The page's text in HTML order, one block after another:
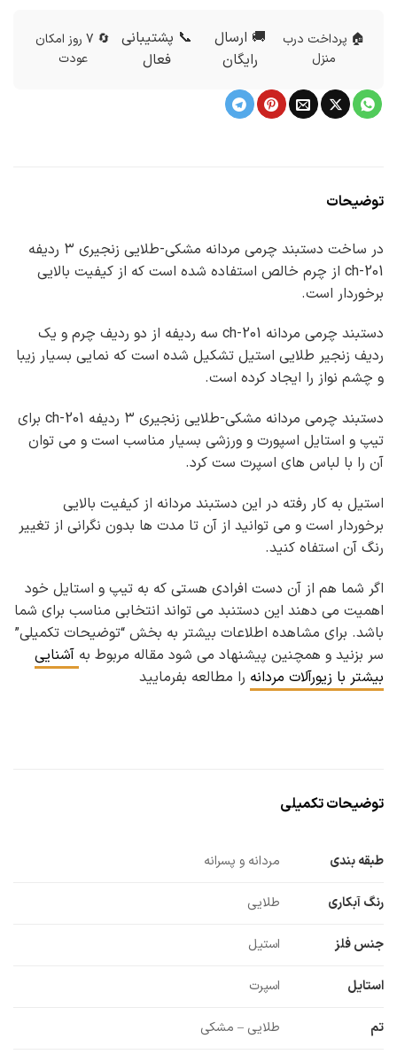
🏠 پرداخت درب
منزل
🚚 ارسال
رایگان
📞 پشتیبانی
فعال
🔄 7 روز امکان
عودت
توضیحات
در ساخت دستبند چرمی مردانه مشکی-طلایی زنجیری ۳ ردیفه
ch-201 از چرم خالص استفاده شده است که از کیفیت بالایی
برخوردار است.
دستبند چرمی مردانه ch-201 سه ردیفه از دو ردیف چرم و یک
ردیف زنجیر طلایی استیل تشکیل شده است که نمایی بسیار زیبا
و چشم نواز را ایجاد کرده است.
دستبند چرمی مردانه مشکی-طلایی زنجیری ۳ ردیفه ch-201 برای
تیپ و استایل اسپورت و ورزشی بسیار مناسب است و می توان
آن را با لباس های اسپرت ست کرد.
استیل به کار رفته در این دستبند مردانه از کیفیت بالایی
برخوردار است و می توانید از آن تا مدت ها بدون نگرانی از تغییر
رنگ آن استفاه کنید.
اگر شما هم از آن دست افرادی هستی که به تیپ و استایل خود
اهمیت می دهند این دستنبد می تواند انتخابی مناسب برای شما
باشد. برای مشاهده اطلاعات بیشتر به بخش “توضیحات تکمیلی”
سر بزنید و همچنین پیشنهاد می شود مقاله مربوط به آشنایی
بیشتر با زیورآلات مردانه را مطالعه بفرمایید
توضیحات تکمیلی
طبقه بندی مردانه و پسرانه
رنگ آبکاری طلایی
جنس فلز استیل
استایل اسپرت
تم طلایی – مشکی